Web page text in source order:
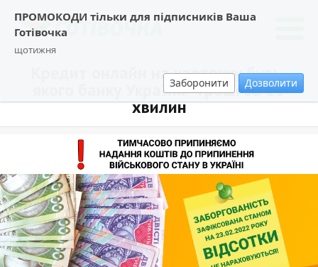
ПРОМОКОДИ тільки для підписників Ваша
Готівочка
щотижня
Заборонити Дозволити
Кредит онлайн на карточку будь-
якого банку України - гроші за 15
хвилин